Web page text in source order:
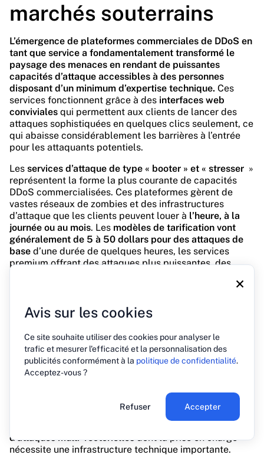
×
Avis sur les cookies
Ce site souhaite utiliser des cookies pour analyser le
trafic et mesurer l'efficacité et la personnalisation des
publicités conformément à la politique de confidentialité.
Acceptez-vous ?
Refuser Accepter
marchés souterrains
L’émergence de plateformes commerciales de DDoS en
tant que service a fondamentalement transformé le
paysage des menaces en rendant de puissantes
capacités d’attaque accessibles à des personnes
disposant d’un minimum d’expertise technique. Ces
services fonctionnent grâce à des interfaces web
conviviales qui permettent aux clients de lancer des
attaques sophistiquées en quelques clics seulement, ce
qui abaisse considérablement les barrières à l’entrée
pour les attaquants potentiels.
Les services d’attaque de type « booter » et « stresser »
représentent la forme la plus courante de capacités
DDoS commercialisées. Ces plateformes gèrent de
vastes réseaux de zombies et des infrastructures
d’attaque que les clients peuvent louer à l’heure, à la
journée ou au mois. Les modèles de tarification vont
généralement de 5 à 50 dollars pour des attaques de
base d’une durée de quelques heures, les services
premium offrant des attaques plus puissantes, des
Le modèle commercial de ces services comprend
souvent une
assistance à la clientèle, des tutoriels pour
les utilisateurs et des accords de niveau de service
garantissant des intensités d’attaque spécifiques. De
nombreuses plateformes proposent desniveaux de
service échelonnés
« Professional » et « Enterprise » qui reflètent les offres
de logiciels légitimes. Les services avancés offrent des
fonctionnalités telles que la
programmation des
d’attaques multi-vectoriellesdont la prise en charge
nécessite une infrastructure technique importante.